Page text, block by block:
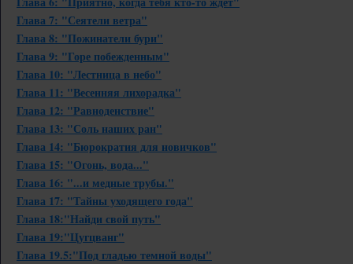
Глава 7: "Сеятели ветра"
Глава 8: "Пожинатели бури"
Глава 9: "Горе побежденным"
Глава 10: "Лестница в небо"
Глава 11: "Весенняя лихорадка"
Глава 12: "Равноденствие"
Глава 13: "Соль наших ран"
Глава 14: "Бюрократия для новичков"
Глава 15: "Огонь, вода..."
Глава 16: "...и медные трубы."
Глава 17: "Тайны уходящего года"
Глава 18:"Найди свой путь"
Глава 19:"Цугцванг"
Глава 19.5:"Под гладью темной воды"